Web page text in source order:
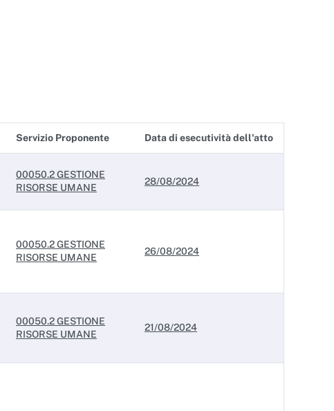
Servizio Proponente Data di esecutività dell'atto
00050.2 GESTIONE
RISORSE UMANE
28/08/2024
00050.2 GESTIONE
RISORSE UMANE
26/08/2024
00050.2 GESTIONE
RISORSE UMANE
21/08/2024